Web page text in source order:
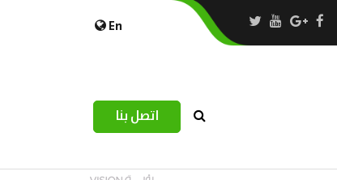
En
اتصل بنا